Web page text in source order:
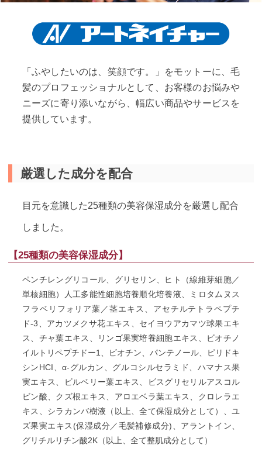
「ふやしたいのは、笑顔です。」をモットーに、毛
髪のプロフェッショナルとして、お客様のお悩みや
ニーズに寄り添いながら、幅広い商品やサービスを
提供しています。
厳選した成分を配合
目元を意識した25種類の美容保湿成分を厳選し配合
しました。
【25種類の美容保湿成分】
ペンチレングリコール、グリセリン、ヒト（線維芽細胞／
単核細胞）人工多能性細胞培養順化培養液、ミロタムヌス
フラベリフォリア葉／茎エキス、アセチルテトラペプチ
ド-3、アカツメクサ花エキス、セイヨウアカマツ球果エキ
ス、チャ葉エキス、リンゴ果実培養細胞エキス、ビオチノ
イルトリペプチドー1、ビオチン、パンテノール、ピリドキ
シンHCI、α-グルカン、グルコシルセラミド、ハマナス果
実エキス、ビルベリー葉エキス、ビスグリセリルアスコル
ビン酸、クズ根エキス、アロエベラ葉エキス、クロレラエ
キス、シラカンバ樹液（以上、全て保湿成分として）、ユ
ズ果実エキス(保湿成分／毛髪補修成分)、アラントイン、
グリチルリチン酸2K（以上、全て整肌成分として）